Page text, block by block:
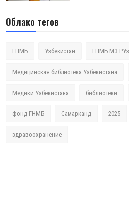
Облако тегов
ГНМБ Узбекистан ГНМБ МЗ РУз
Медицинская библиотека Узбекистана
Медики Узбекистана библиотеки
фонд ГНМБ Самарканд 2025
здравоохранение